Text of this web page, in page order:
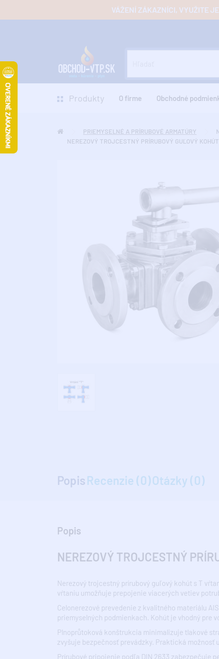
VÁŽENÍ ZÁKAZNÍCI, VYUŽITE
Produkty O firme Obchodné
PRIEMYSELNÉ A PRÍRUBOVÉ ARMATÚRY
NEREZOVÝ TROJCESTNÝ PRÍRUBOVÝ GUĽOVÝ
PopisRecenzie (0)Otázky (0)
Popis
NEREZOVÝ TROJCESTNÝ
Nerezový trojcestný prírubový guľový kohút s T
vŕtaniu umožňuje prepojenie viacerých vetiev
Celonerezové prevedenie z kvalitného materiálu
priemyselných podmienkach. Kohút je vhodný pre
Plnoprůtoková konštrukcia minimalizuje tlakové
zvyšuje bezpečnosť prevádzky. Praktická
Prírubové pripojenie podľa DIN 2633 zabezpečuje